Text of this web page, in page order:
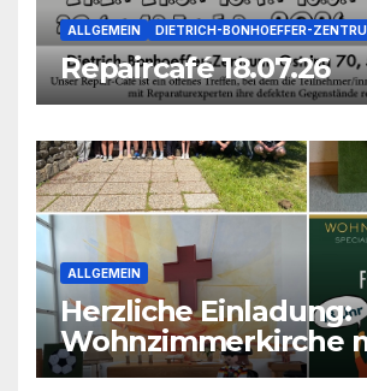
ALLGEMEIN DIETRICH-BONHOEFFER-
Repaircafé 18.07.26
ALLGEMEIN
Herzliche Einladung:
Wohnzimmerkirche
unseren Konfis